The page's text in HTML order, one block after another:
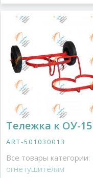
Тележка к ОУ-15
ART-501030013
Все товары категории:
огнетушителям